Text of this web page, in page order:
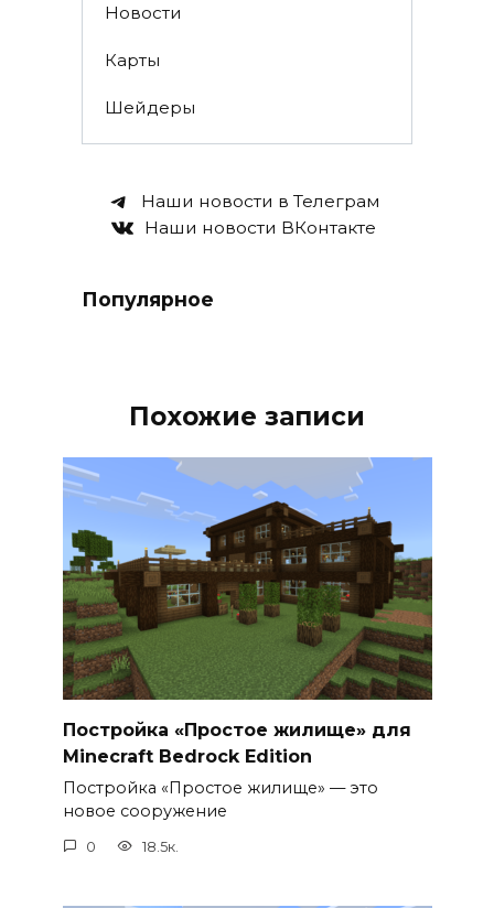
Новости
Карты
Шейдеры
Наши новости в Телеграм
Наши новости ВКонтакте
Популярное
Похожие записи
Постройка «Простое жилище» для
Minecraft Bedrock Edition
Постройка «Простое жилище» — это
новое сооружение
0 18.5к.